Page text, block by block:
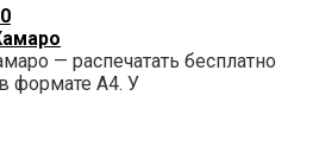
0
— распечатать бесплатно
формате А4. У